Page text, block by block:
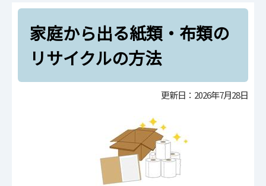
ごみの減量化・リサイクルの取組
紙類・布類の回収にご協力を
家庭から出る紙類・布類のリサイクルの方法
家庭から出る紙類・布類の
リサイクルの方法
更新日：2026年7月28日